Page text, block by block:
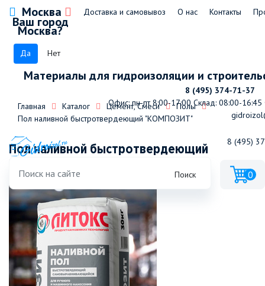
Москва
Ваш город
Москва?
Да Нет
Доставка и самовывоз О нас Контакты
Материалы для гидроизоляции и
8 (495) 374-71-37
Офис: пн-пт 8:00-17:00 Склад: 08:00-16:45
8 (495)
Поиск 0
Главная Каталог Цемент, Смеси
Полы
Пол наливной быстротвердеющий "КОМПОЗИТ"
Пол наливной быстротвердеющий